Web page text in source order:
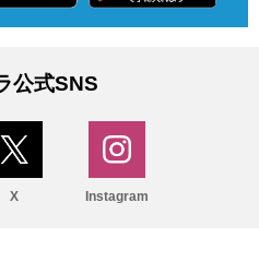
公式SNS
X Instagram